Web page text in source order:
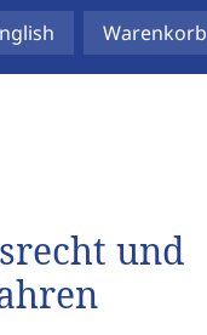
Warenkorb
und